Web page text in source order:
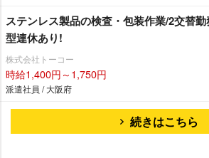
ステンレス製品の検査・包装作業/2交替
型連休あり!
株式会社トーコー
時給1,400円～1,750円
派遣社員 / 大阪府
続きはこちら